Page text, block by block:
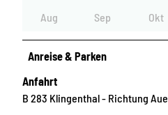
Aug Sep Okt
Anreise & Parken
Anfahrt
B 283 Klingenthal - Richtung Aue